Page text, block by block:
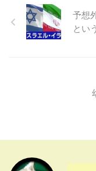
は、国家第一の宗廟であ
勢神宮、第二 ...
ということかな。 神事
は、現世利益の証が多
いで、それはそれであ
らね。 ふつうは最初に
それはどこに原因がある
予想
とい